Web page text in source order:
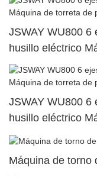
JSWAY WU800 6
husillo eléctrico
superior dual88
JSWAY WU800 6
husillo eléctrico
superior dual93
Máquina de torno